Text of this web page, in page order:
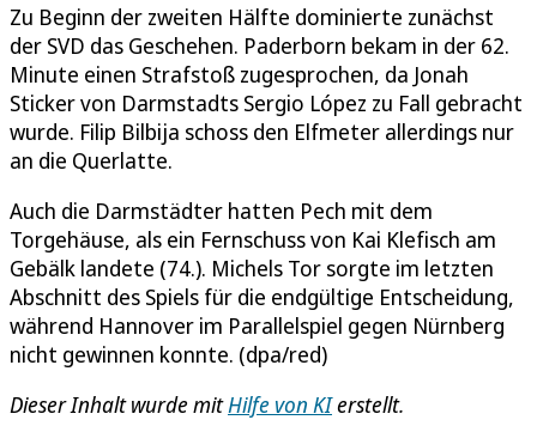
Zu Beginn der zweiten Hälfte dominierte zunächst
der SVD das Geschehen. Paderborn bekam in der 62.
Minute einen Strafstoß zugesprochen, da Jonah
Sticker von Darmstadts Sergio López zu Fall gebracht
wurde. Filip Bilbija schoss den Elfmeter allerdings nur
an die Querlatte.
Auch die Darmstädter hatten Pech mit dem
Torgehäuse, als ein Fernschuss von Kai Klefisch am
Gebälk landete (74.). Michels Tor sorgte im letzten
Abschnitt des Spiels für die endgültige Entscheidung,
während Hannover im Parallelspiel gegen Nürnberg
nicht gewinnen konnte. (dpa/red)
Dieser Inhalt wurde mitHilfe von KIerstellt.